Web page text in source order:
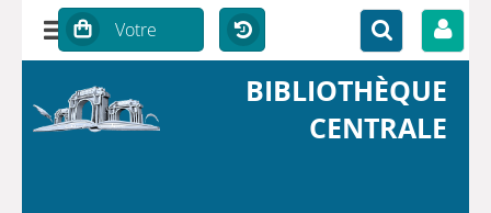
BIBLIOTHÈQUE
CENTRALE